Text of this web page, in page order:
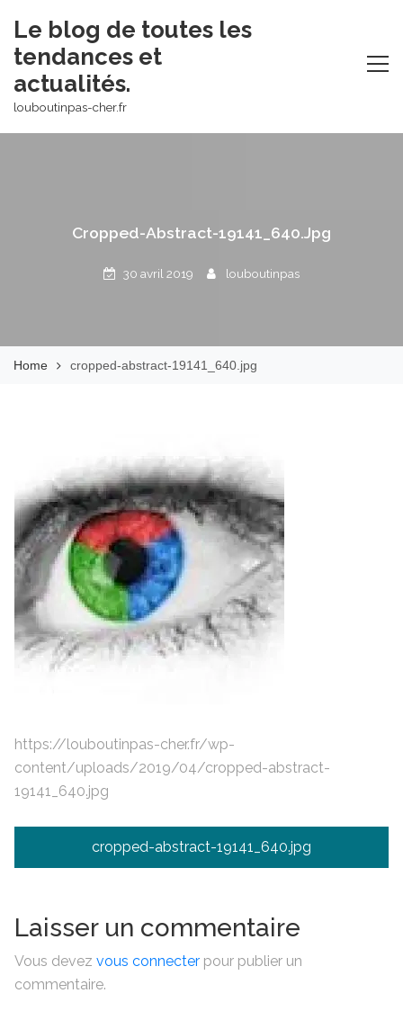
content
Le blog de toutes les
tendances et
actualités.
louboutinpas-cher.fr
Cropped-Abstract-19141_640.jpg
30 avril 2019 louboutinpas
Home cropped-abstract-19141_640.jpg
https://louboutinpas-cher.fr/wp-
content/uploads/2019/04/cropped-abstract-
19141_640.jpg
Navigation
de
cropped-abstract-19141_640.jpg
Laisser un commentaire
Vous devez vous connecter pour publier un
commentaire.